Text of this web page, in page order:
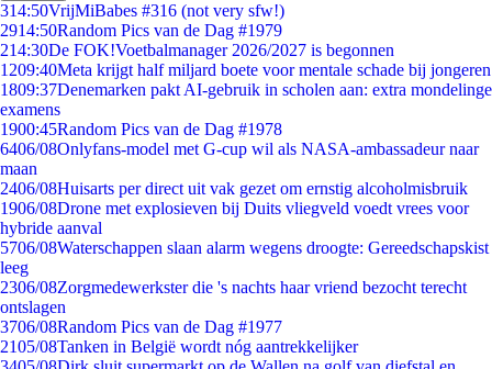
314:50VrijMiBabes #316 (not very sfw!)
2914:50Random Pics van de Dag #1979
214:30De FOK!Voetbalmanager 2026/2027 is begonnen
1209:40Meta krijgt half miljard boete voor mentale schade bij jongeren
1809:37Denemarken pakt AI-gebruik in scholen aan: extra mondelinge
examens
1900:45Random Pics van de Dag #1978
6406/08Onlyfans-model met G-cup wil als NASA-ambassadeur naar
maan
2406/08Huisarts per direct uit vak gezet om ernstig alcoholmisbruik
1906/08Drone met explosieven bij Duits vliegveld voedt vrees voor
hybride aanval
5706/08Waterschappen slaan alarm wegens droogte: Gereedschapskist
leeg
2306/08Zorgmedewerkster die 's nachts haar vriend bezocht terecht
ontslagen
3706/08Random Pics van de Dag #1977
2105/08Tanken in België wordt nóg aantrekkelijker